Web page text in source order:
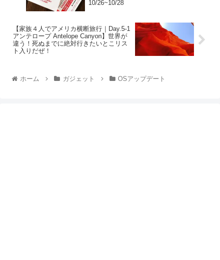
10/26~10/28
【家族４人でアメリカ横断旅行｜Day.5-1
アンテロープ Antelope Canyon】世界が
違う！死ぬまでに絶対行きたいとこリス
ト入りだぜ！
ホーム ガジェット OSアップデート